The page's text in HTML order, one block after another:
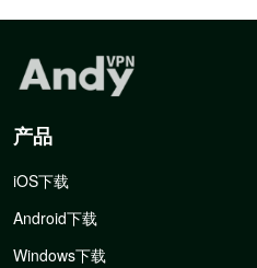
产品
iOS下载
Android下载
Windows下载